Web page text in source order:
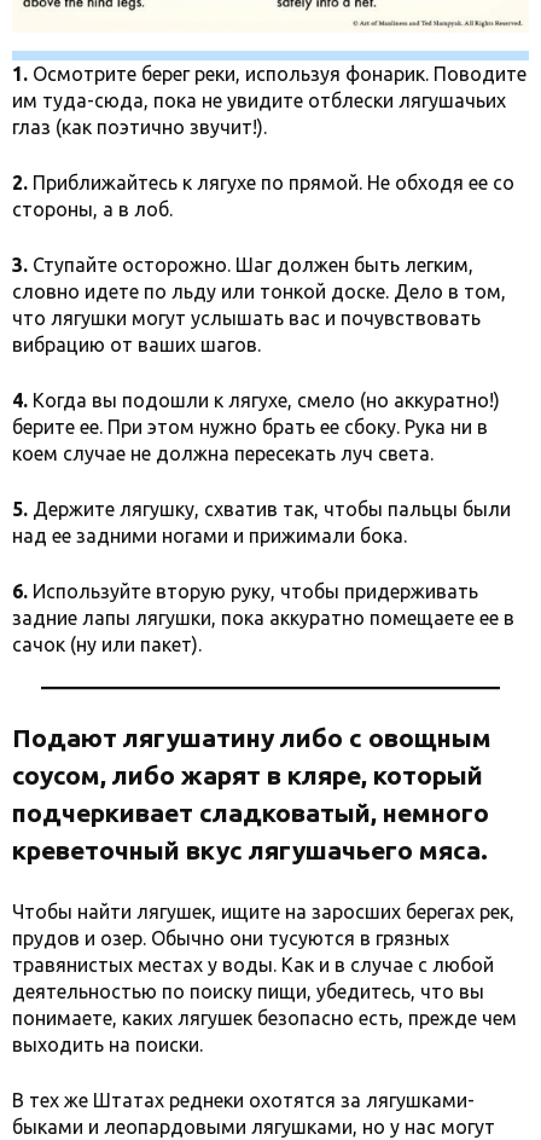
1. Осмотрите берег реки, используя фонарик. Поводите
им туда-сюда, пока не увидите отблески лягушачьих
глаз (как поэтично звучит!).
2. Приближайтесь к лягухе по прямой. Не обходя ее со
стороны, а в лоб.
3. Ступайте осторожно. Шаг должен быть легким,
словно идете по льду или тонкой доске. Дело в том,
что лягушки могут услышать вас и почувствовать
вибрацию от ваших шагов.
4. Когда вы подошли к лягухе, смело (но аккуратно!)
берите ее. При этом нужно брать ее сбоку. Рука ни в
коем случае не должна пересекать луч света.
5. Держите лягушку, схватив так, чтобы пальцы были
над ее задними ногами и прижимали бока.
6. Используйте вторую руку, чтобы придерживать
задние лапы лягушки, пока аккуратно помещаете ее в
сачок (ну или пакет).
Подают лягушатину либо с овощным
соусом, либо жарят в кляре, который
подчеркивает сладковатый, немного
креветочный вкус лягушачьего мяса.
Чтобы найти лягушек, ищите на заросших берегах рек,
прудов и озер. Обычно они тусуются в грязных
травянистых местах у воды. Как и в случае с любой
деятельностью по поиску пищи, убедитесь, что вы
понимаете, каких лягушек безопасно есть, прежде чем
выходить на поиски.
В тех же Штатах реднеки охотятся за лягушками-
быками и леопардовыми лягушками, но у нас могут